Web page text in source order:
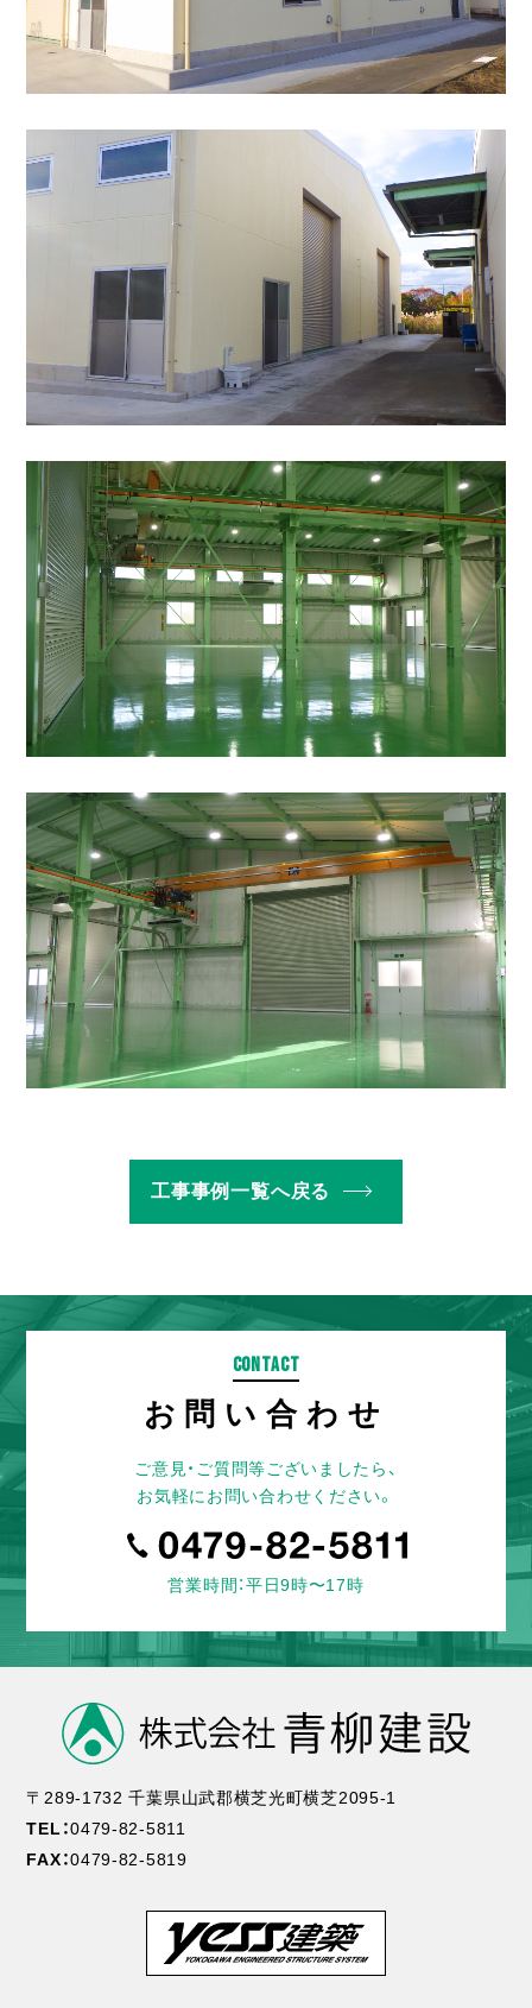
工事事例一覧へ戻る
CONTACT
お問い合わせ
ご意見・ご質問等ございましたら、
お気軽にお問い合わせください。
営業時間：平日9時〜17時
〒289-1732 千葉県山武郡横芝光町横芝2095-1
TEL：0479-82-5811
FAX：0479-82-5819